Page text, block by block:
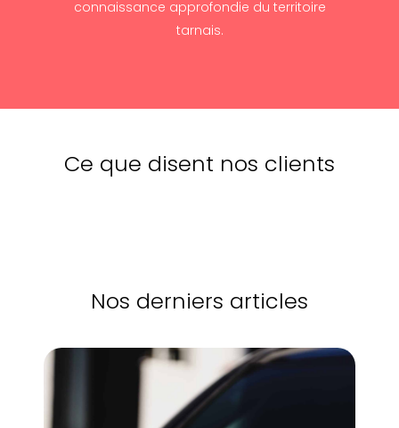
connaissance approfondie du territoire
tarnais.
Ce que disent nos clients
Nos derniers articles